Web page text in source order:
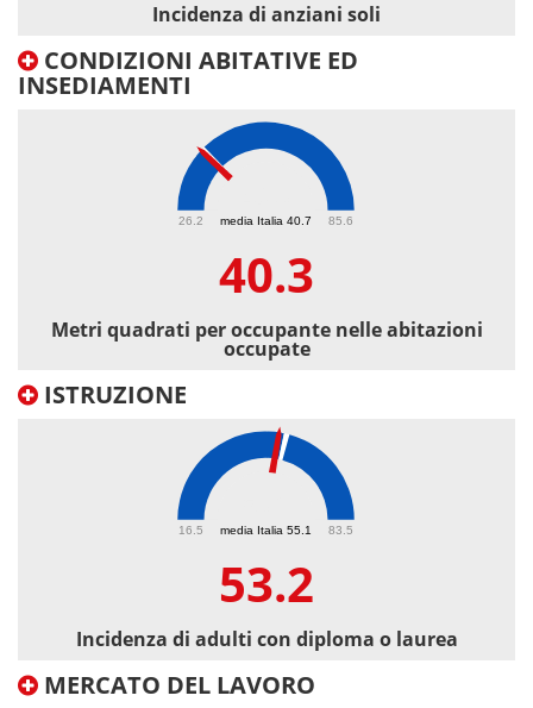
Incidenza di anziani soli
CONDIZIONI ABITATIVE ED
INSEDIAMENTI
media Italia 40.7
26.2 85.6
40.3
Metri quadrati per occupante nelle abitazioni
occupate
ISTRUZIONE
media Italia 55.1
16.5 83.5
53.2
Incidenza di adulti con diploma o laurea
MERCATO DEL LAVORO